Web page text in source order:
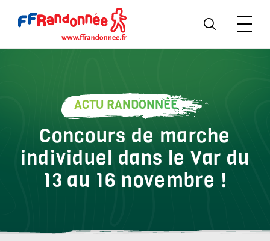
ACTU RANDONNÉE
Concours de marche
individuel dans le Var du
13 au 16 novembre !